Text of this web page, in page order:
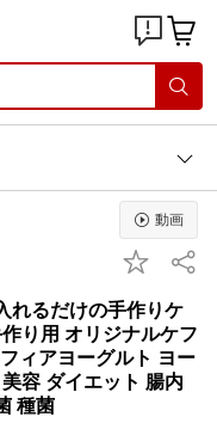
動画
れるだけの手作りケ
り用 オリジナルケフ
ィアヨーグルト ヨー
容 ダイエット 腸内
種菌